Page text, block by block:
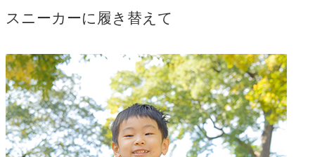
スニーカーに履き替えて